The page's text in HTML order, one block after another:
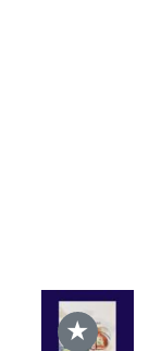
★
DODAJ
DO